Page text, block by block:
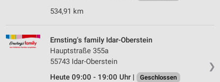
534,91 km
❯
Ernsting's family Idar-Oberstein
Hauptstraße 355a
55743 Idar-Oberstein
Heute 09:00 - 19:00 Uhr |
Geschlossen